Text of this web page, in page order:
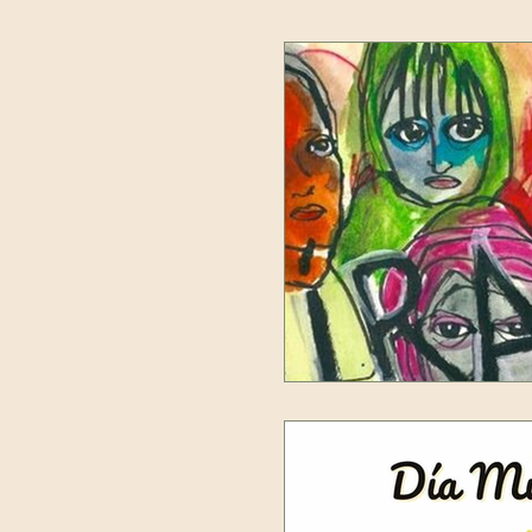
AUTOCRÍTICA ABUSO